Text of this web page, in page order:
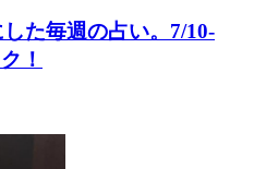
た毎週の占い。7/10-
！